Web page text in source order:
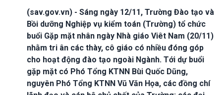
(sav.gov.vn) - Sáng ngày 12/11, Trường Đào tạo và
Bồi dưỡng Nghiệp vụ kiểm toán (Trường) tổ chức
buổi Gặp mặt nhân ngày Nhà giáo Viêt Nam (20/11)
nhằm tri ân các thày, cô giáo có nhiều đóng góp
cho hoạt động đào tạo ngoài Ngành. Tới dự buổi
gặp mặt có Phó Tổng KTNN Bùi Quốc Dũng,
nguyên Phó Tổng KTNN Vũ Văn Họa, các đồng chí